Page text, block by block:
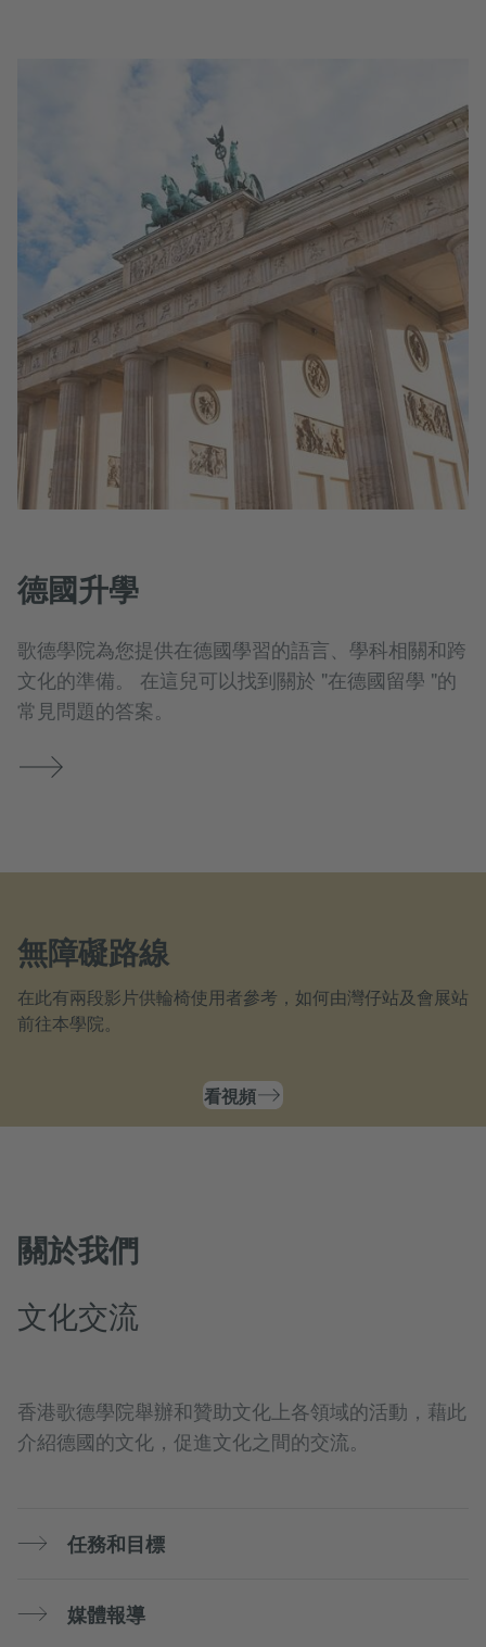
德國升學
歌德學院為您提供在德國學習的語言、學科相關和跨
文化的準備。 在這兒可以找到關於 "在德國留學 "的
常見問題的答案。
無障礙路線
在此有兩段影片供輪椅使用者參考，如何由灣仔站及會展站
前往本學院。
看視頻
關於我們
文化交流
香港歌德學院舉辦和贊助文化上各領域的活動，藉此
介紹德國的文化，促進文化之間的交流。
任務和目標
媒體報導